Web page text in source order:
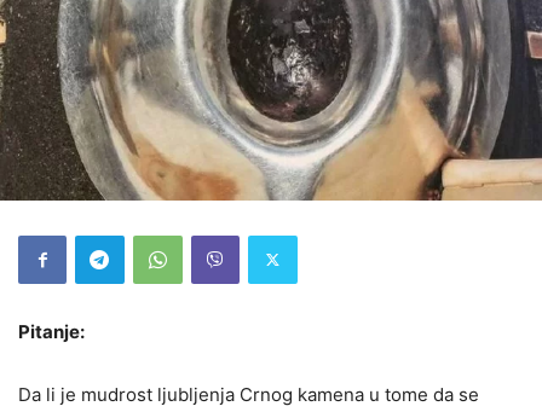
Pitanje:
Da li je mudrost ljubljenja Crnog kamena u tome da se